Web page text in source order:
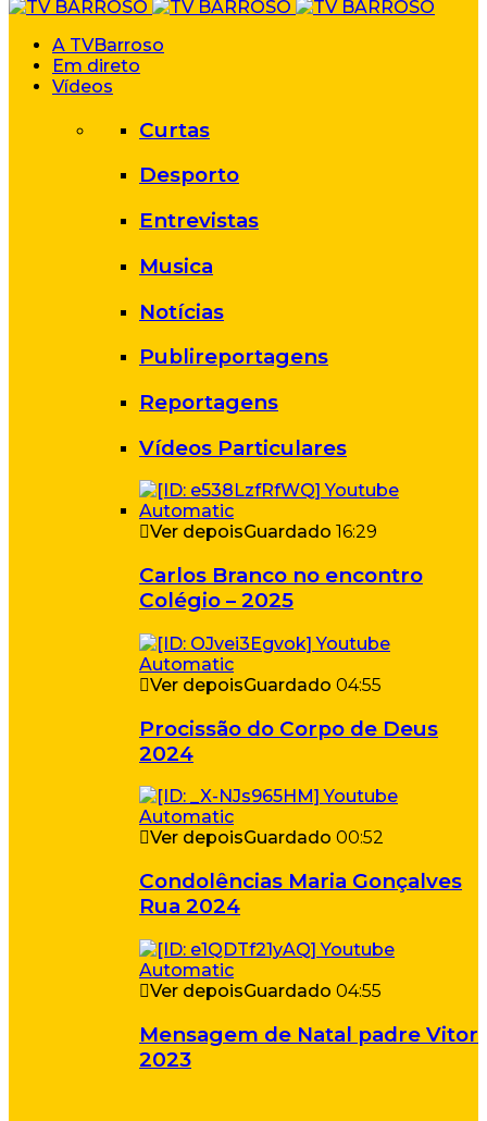
A TVBarroso
Em direto
Vídeos
Curtas
Desporto
Entrevistas
Musica
Notícias
Publireportagens
Reportagens
Vídeos Particulares
Ver depoisGuardado 16:29
Carlos Branco no encontro
Colégio – 2025
Ver depoisGuardado 04:55
Procissão do Corpo de Deus
2024
Ver depoisGuardado 00:52
Condolências Maria Gonçalves
Rua 2024
Ver depoisGuardado 04:55
Mensagem de Natal padre Vitor
2023